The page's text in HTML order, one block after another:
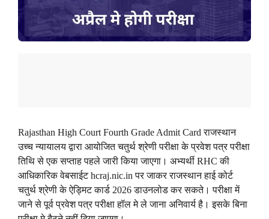
Rajasthan High Court Fourth Grade Admit Card राजस्थान
उच्च न्यायालय द्वारा आयोजित चतुर्थ श्रेणी परीक्षा के प्रवेश पत्र परीक्षा
तिथि से एक सप्ताह पहले जारी किया जाएगा। अभ्यर्थी RHC की
आधिकारिक वेबसाईट hcraj.nic.in पर जाकर राजस्थान हाई कोर्ट
चतुर्थ श्रेणी के ऐड्मिट कार्ड 2026 डाउनलोड कर सकते। परीक्षा में
जाने से पूर्व प्रवेश पत्र परीक्षा हॉल मे ले जाना अनिवार्य है। इसके बिना